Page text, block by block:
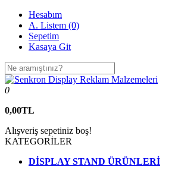
Hesabım
A. Listem (0)
Sepetim
Kasaya Git
0
0,00TL
Alışveriş sepetiniz boş!
KATEGORİLER
DİSPLAY STAND ÜRÜNLERİ